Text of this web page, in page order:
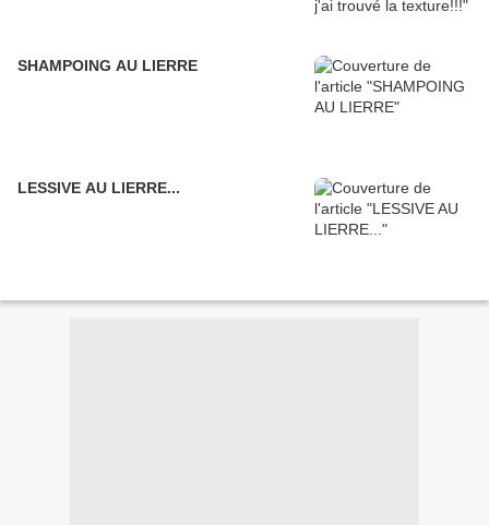
SHAMPOING AU LIERRE
LESSIVE AU LIERRE...